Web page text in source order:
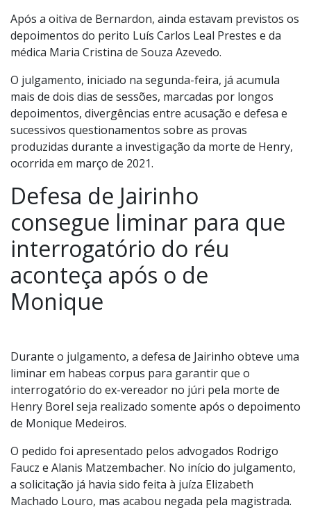
Após a oitiva de Bernardon, ainda estavam previstos os
depoimentos do perito Luís Carlos Leal Prestes e da
médica Maria Cristina de Souza Azevedo.
O julgamento, iniciado na segunda-feira, já acumula
mais de dois dias de sessões, marcadas por longos
depoimentos, divergências entre acusação e defesa e
sucessivos questionamentos sobre as provas
produzidas durante a investigação da morte de Henry,
ocorrida em março de 2021.
Defesa de Jairinho
consegue liminar para que
interrogatório do réu
aconteça após o de
Monique
Durante o julgamento, a defesa de Jairinho obteve uma
liminar em habeas corpus para garantir que o
interrogatório do ex-vereador no júri pela morte de
Henry Borel seja realizado somente após o depoimento
de Monique Medeiros.
O pedido foi apresentado pelos advogados Rodrigo
Faucz e Alanis Matzembacher. No início do julgamento,
a solicitação já havia sido feita à juíza Elizabeth
Machado Louro, mas acabou negada pela magistrada.